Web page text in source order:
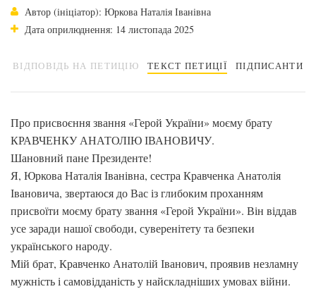
Автор (ініціатор): Юркова Наталія Іванівна
Дата оприлюднення: 14 листопада 2025
ВІДПОВІДЬ НА ПЕТИЦІЮ ТЕКСТ ПЕТИЦІЇ ПІДПИСАНТИ
Про присвоєння звання «Герой України» моєму брату
КРАВЧЕНКУ АНАТОЛІЮ ІВАНОВИЧУ.
Шановний пане Президенте!
Я, Юркова Наталія Іванівна, сестра Кравченка Анатолія
Івановича, звертаюся до Вас із глибоким проханням
присвоїти моєму брату звання «Герой України». Він віддав
усе заради нашої свободи, суверенітету та безпеки
українського народу.
Мій брат, Кравченко Анатолій Іванович, проявив незламну
мужність і самовідданість у найскладніших умовах війни.